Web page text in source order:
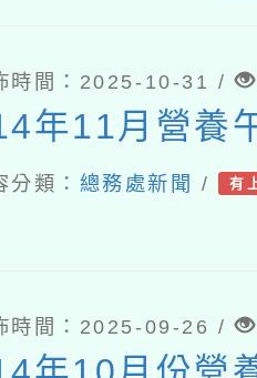
時間：2025-10-31 /
年11月營養
分類： 總務處新聞 / 有
時間：2025-09-26 /